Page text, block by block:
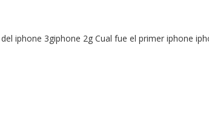
iphone 3giphone 2g Cual fue el primer iphone